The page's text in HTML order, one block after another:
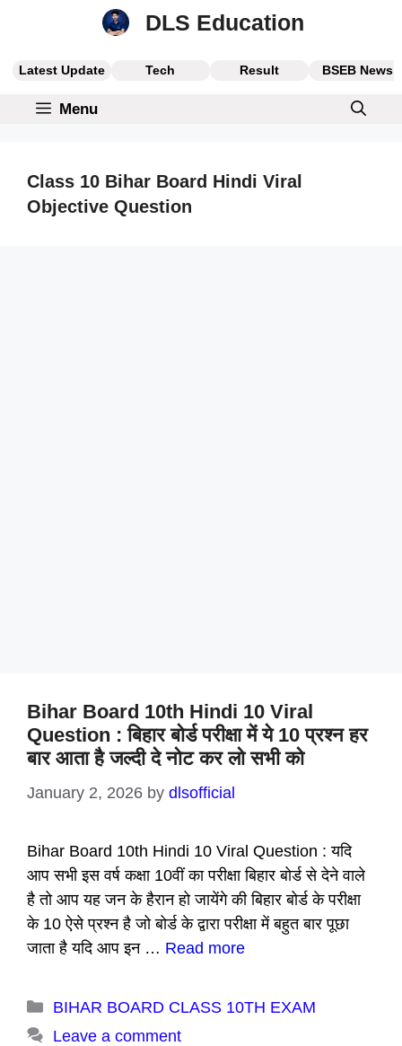
DLS Education
Latest Update Tech Result BSEB News
Menu
Class 10 Bihar Board Hindi Viral
Objective Question
Bihar Board 10th Hindi 10 Viral
Question : बिहार बोर्ड परीक्षा में ये 10 प्रश्न हर
बार आता है जल्दी दे नोट कर लो सभी को
January 2, 2026 by dlsofficial
Bihar Board 10th Hindi 10 Viral Question : यदि
आप सभी इस वर्ष कक्षा 10वीं का परीक्षा बिहार बोर्ड से देने वाले
है तो आप यह जन के हैरान हो जायेंगे की बिहार बोर्ड के परीक्षा
के 10 ऐसे प्रश्न है जो बोर्ड के द्वारा परीक्षा में बहुत बार पूछा
जाता है यदि आप इन … Read more
Categories
BIHAR BOARD CLASS 10TH EXAM
Leave a comment